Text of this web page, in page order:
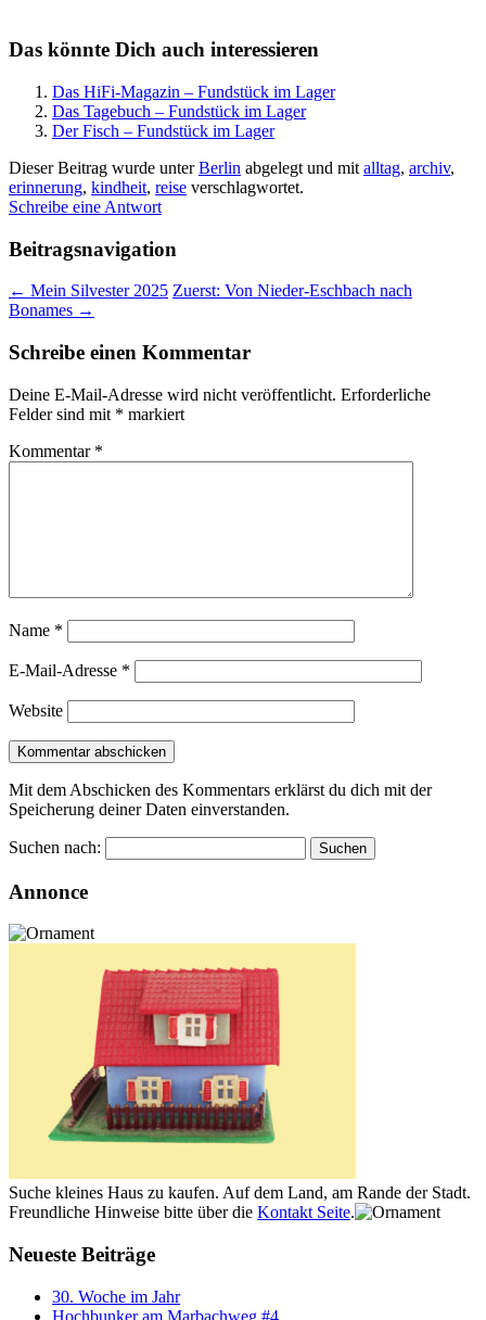
Das könnte Dich auch interessieren
Das HiFi-Magazin – Fundstück im Lager
Das Tagebuch – Fundstück im Lager
Der Fisch – Fundstück im Lager
Dieser Beitrag wurde unterBerlin abgelegt und mit alltag, archiv,
erinnerung, kindheit, reise verschlagwortet.
Schreibe eine Antwort
Beitragsnavigation
← Mein Silvester 2025 Zuerst: Von Nieder-Eschbach nach
Bonames →
Schreibe einen Kommentar
Deine E-Mail-Adresse wird nicht veröffentlicht. Erforderliche
Felder sind mit * markiert
Kommentar *
Name *
E-Mail-Adresse *
Website
Mit dem Abschicken des Kommentars erklärst du dich mit der
Speicherung deiner Daten einverstanden.
Suchen nach:
Annonce
Suche kleines Haus zu kaufen. Auf dem Land, am Rande der Stadt.
Freundliche Hinweise bitte über die Kontakt Seite.
Neueste Beiträge
30. Woche im Jahr
Hochbunker am Marbachweg #4